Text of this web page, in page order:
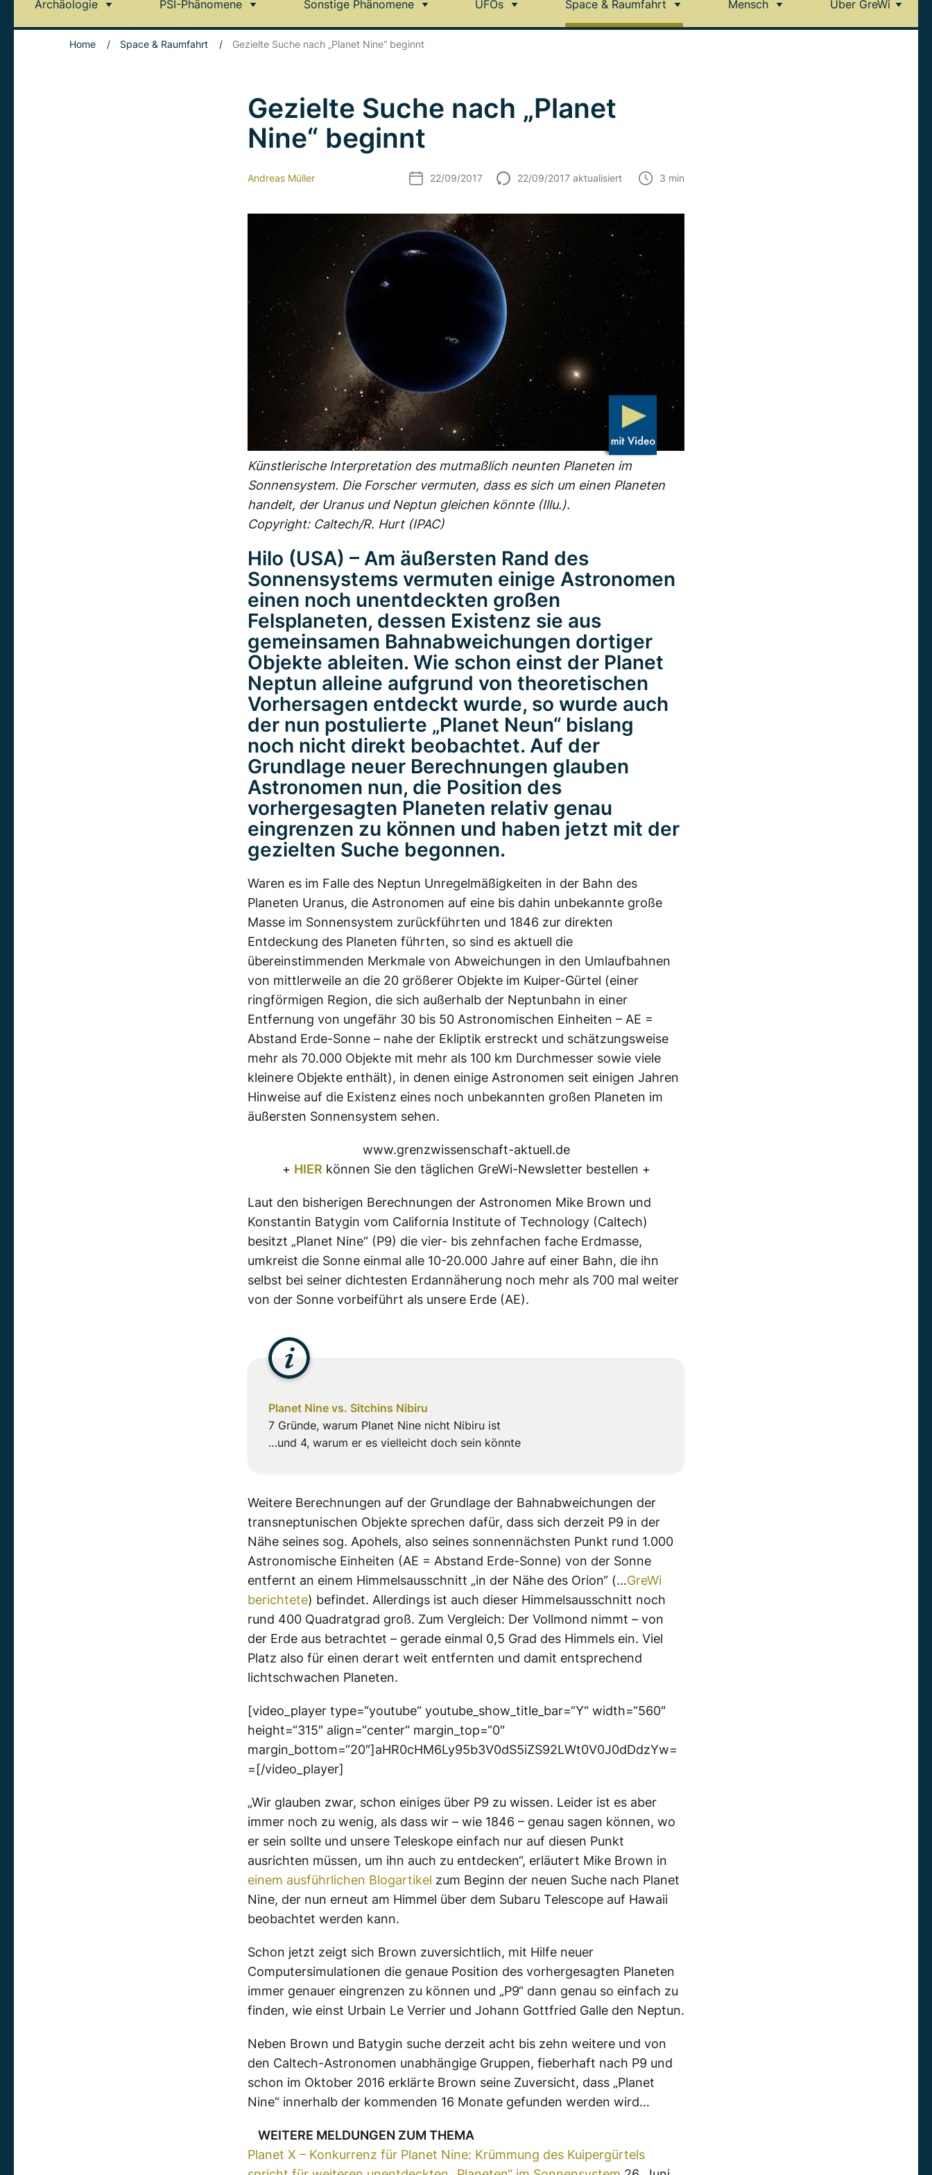
Archäologie PSI-Phänomene Sonstige Phänomene UFOs Space & Raumfahrt Mensch Über GreWi
Home / Space & Raumfahrt / Gezielte Suche nach „Planet Nine“ beginnt
Gezielte Suche nach „Planet
Nine“ beginnt
Andreas Müller 22/09/2017 22/09/2017 aktualisiert 3 min
Künstlerische Interpretation des mutmaßlich neunten Planeten im
Sonnensystem. Die Forscher vermuten, dass es sich um einen Planeten
handelt, der Uranus und Neptun gleichen könnte (Illu.).
Copyright: Caltech/R. Hurt (IPAC)
Hilo (USA) – Am äußersten Rand des
Sonnensystems vermuten einige Astronomen
einen noch unentdeckten großen
Felsplaneten, dessen Existenz sie aus
gemeinsamen Bahnabweichungen dortiger
Objekte ableiten. Wie schon einst der Planet
Neptun alleine aufgrund von theoretischen
Vorhersagen entdeckt wurde, so wurde auch
der nun postulierte „Planet Neun“ bislang
noch nicht direkt beobachtet. Auf der
Grundlage neuer Berechnungen glauben
Astronomen nun, die Position des
vorhergesagten Planeten relativ genau
eingrenzen zu können und haben jetzt mit der
gezielten Suche begonnen.
Waren es im Falle des Neptun Unregelmäßigkeiten in der Bahn des
Planeten Uranus, die Astronomen auf eine bis dahin unbekannte große
Masse im Sonnensystem zurückführten und 1846 zur direkten
Entdeckung des Planeten führten, so sind es aktuell die
übereinstimmenden Merkmale von Abweichungen in den Umlaufbahnen
von mittlerweile an die 20 größerer Objekte im Kuiper-Gürtel (einer
ringförmigen Region, die sich außerhalb der Neptunbahn in einer
Entfernung von ungefähr 30 bis 50 Astronomischen Einheiten – AE =
Abstand Erde-Sonne – nahe der Ekliptik erstreckt und schätzungsweise
mehr als 70.000 Objekte mit mehr als 100 km Durchmesser sowie viele
kleinere Objekte enthält), in denen einige Astronomen seit einigen Jahren
Hinweise auf die Existenz eines noch unbekannten großen Planeten im
äußersten Sonnensystem sehen.
www.grenzwissenschaft-aktuell.de
+ HIER können Sie den täglichen GreWi-Newsletter bestellen +
Laut den bisherigen Berechnungen der Astronomen Mike Brown und
Konstantin Batygin vom California Institute of Technology (Caltech)
besitzt „Planet Nine“ (P9) die vier- bis zehnfachen fache Erdmasse,
umkreist die Sonne einmal alle 10-20.000 Jahre auf einer Bahn, die ihn
selbst bei seiner dichtesten Erdannäherung noch mehr als 700 mal weiter
von der Sonne vorbeiführt als unsere Erde (AE).
Planet Nine vs. Sitchins Nibiru
7 Gründe, warum Planet Nine nicht Nibiru ist
…und 4, warum er es vielleicht doch sein könnte
Weitere Berechnungen auf der Grundlage der Bahnabweichungen der
transneptunischen Objekte sprechen dafür, dass sich derzeit P9 in der
Nähe seines sog. Apohels, also seines sonnennächsten Punkt rund 1.000
Astronomische Einheiten (AE = Abstand Erde-Sonne) von der Sonne
entfernt an einem Himmelsausschnitt „in der Nähe des Orion“ (…GreWi
berichtete) befindet. Allerdings ist auch dieser Himmelsausschnitt noch
rund 400 Quadratgrad groß. Zum Vergleich: Der Vollmond nimmt – von
der Erde aus betrachtet – gerade einmal 0,5 Grad des Himmels ein. Viel
Platz also für einen derart weit entfernten und damit entsprechend
lichtschwachen Planeten.
[video_player type=“youtube“ youtube_show_title_bar=“Y“ width=“560″
height=“315″ align=“center“ margin_top=“0″
margin_bottom=“20″]aHR0cHM6Ly95b3V0dS5iZS92LWt0V0J0dDdzYw=
=[/video_player]
„Wir glauben zwar, schon einiges über P9 zu wissen. Leider ist es aber
immer noch zu wenig, als dass wir – wie 1846 – genau sagen können, wo
er sein sollte und unsere Teleskope einfach nur auf diesen Punkt
ausrichten müssen, um ihn auch zu entdecken“, erläutert Mike Brown in
einem ausführlichen Blogartikel zum Beginn der neuen Suche nach Planet
Nine, der nun erneut am Himmel über dem Subaru Telescope auf Hawaii
beobachtet werden kann.
Schon jetzt zeigt sich Brown zuversichtlich, mit Hilfe neuer
Computersimulationen die genaue Position des vorhergesagten Planeten
immer genauer eingrenzen zu können und „P9“ dann genau so einfach zu
finden, wie einst Urbain Le Verrier und Johann Gottfried Galle den Neptun.
Neben Brown und Batygin suche derzeit acht bis zehn weitere und von
den Caltech-Astronomen unabhängige Gruppen, fieberhaft nach P9 und
schon im Oktober 2016 erklärte Brown seine Zuversicht, dass „Planet
Nine“ innerhalb der kommenden 16 Monate gefunden werden wird…
WEITERE MELDUNGEN ZUM THEMA
Planet X – Konkurrenz für Planet Nine: Krümmung des Kuipergürtels